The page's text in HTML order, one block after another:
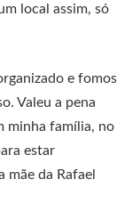
local assim, só
e fomos
Valeu a pena
minha família, no
estar
mãe da Rafael